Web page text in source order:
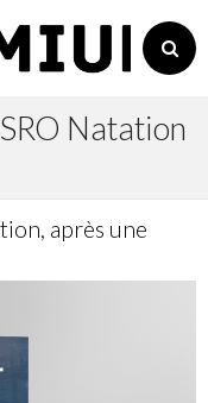
Natation
après une